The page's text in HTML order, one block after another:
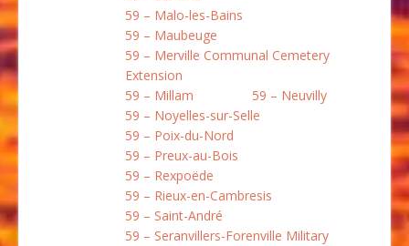
59 – Malo-les-Bains
59 – Maubeuge
59 – Merville Communal Cemetery
Extension
59 – Millam
59 – Neuvilly
59 – Noyelles-sur-Selle
59 – Poix-du-Nord
59 – Preux-au-Bois
59 – Rexpoëde
59 – Rieux-en-Cambresis
59 – Saint-André
59 – Seranvillers-Forenville Military